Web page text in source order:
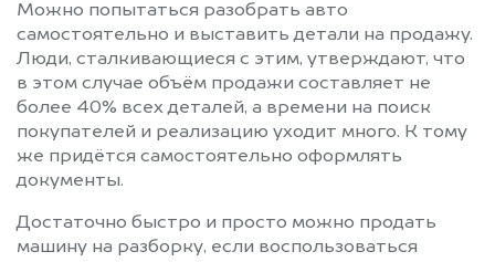
Можно попытаться разобрать авто
самостоятельно и выставить детали на продажу.
Люди, сталкивающиеся с этим, утверждают, что
в этом случае объём продажи составляет не
более 40% всех деталей, а времени на поиск
покупателей и реализацию уходит много. К тому
же придётся самостоятельно оформлять
документы.
Достаточно быстро и просто можно продать
машину на разборку, если воспользоваться